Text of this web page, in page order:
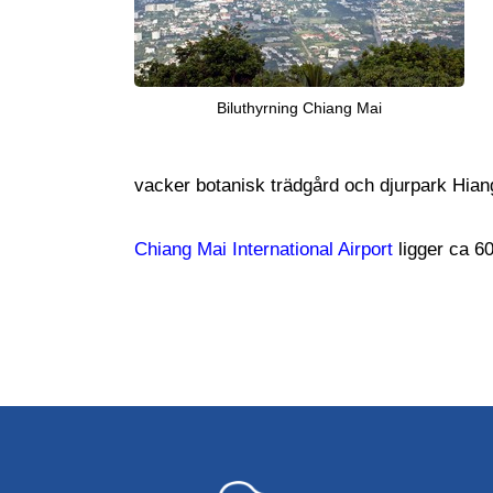
Biluthyrning Chiang Mai
vacker botanisk trädgård och djurpark
Chiang Mai International Airport ligger ca